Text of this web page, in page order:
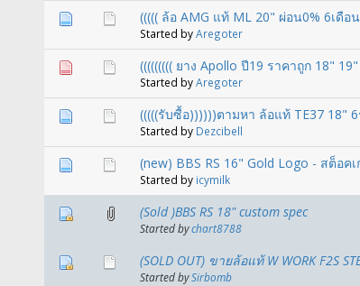
((((( ล้อ AMG แท้ ML 20" ผ่อน0% 6เดือ
Started byAregoter
((((((((( ยาง Apollo ปี19 ราคาถูก 18"
Started byAregoter
(((((รับซื้อ))))))ตามหา ล้อแท้ TE37 18" 6
Started by Dezcibell
(new) BBS RS 16" Gold Logo - สต็อคเ
Started by icymilk
(Sold )BBS RS 18" custom spec
Started bychart8788
(SOLD OUT) ขายล้อแท้ W WORK F2S
Started bySirbomb